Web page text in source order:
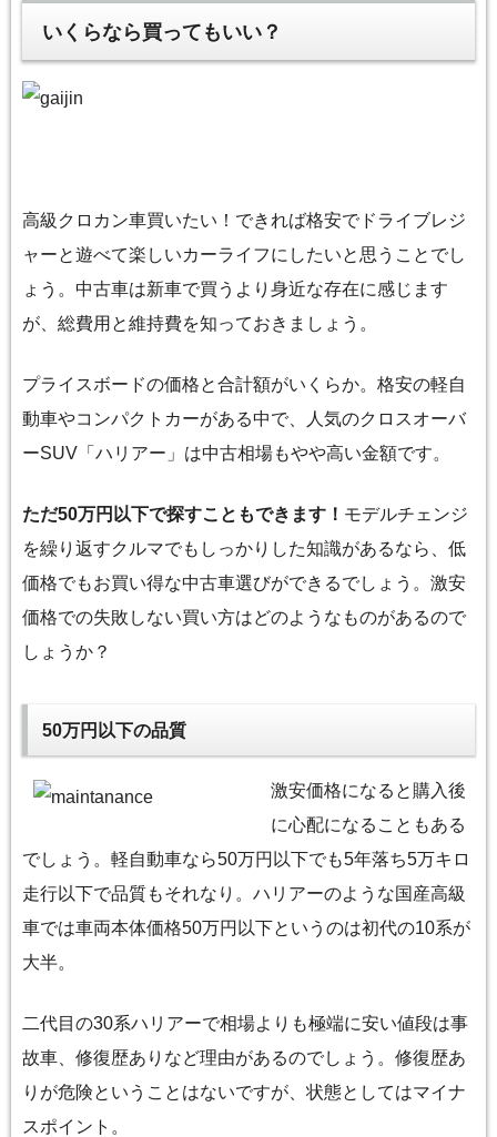
いくらなら買ってもいい？
高級クロカン車買いたい！できれば格安でドライブレジ
ャーと遊べて楽しいカーライフにしたいと思うことでし
ょう。中古車は新車で買うより身近な存在に感じます
が、総費用と維持費を知っておきましょう。
プライスボードの価格と合計額がいくらか。格安の軽自
動車やコンパクトカーがある中で、人気のクロスオーバ
ーSUV「ハリアー」は中古相場もやや高い金額です。
ただ50万円以下で探すこともできます！ モデルチェンジ
を繰り返すクルマでもしっかりした知識があるなら、低
価格でもお買い得な中古車選びができるでしょう。激安
価格での失敗しない買い方はどのようなものがあるので
しょうか？
50万円以下の品質
激安価格になると購入後
に心配になることもある
でしょう。軽自動車なら50万円以下でも5年落ち5万キロ
走行以下で品質もそれなり。ハリアーのような国産高級
車では車両本体価格50万円以下というのは初代の10系が
大半。
二代目の30系ハリアーで相場よりも極端に安い値段は事
故車、修復歴ありなど理由があるのでしょう。修復歴あ
りが危険ということはないですが、状態としてはマイナ
スポイント。